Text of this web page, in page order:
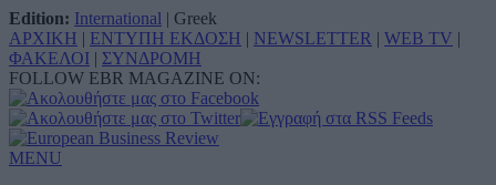
Edition: International | Greek
ΑΡΧΙΚΗ | ΕΝΤΥΠΗ ΕΚΔΟΣΗ | NEWSLETTER | WEB TV |
ΦΑΚΕΛΟΙ | ΣΥΝΔΡΟΜΗ
FOLLOW EBR MAGAZINE ON:
MENU